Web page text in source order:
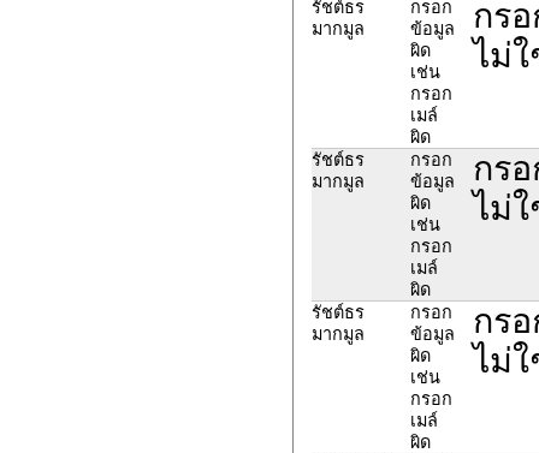
รัชต์ธร
มากมูล
กรอก
ข้อมูล
ผิด
เช่น
กรอก
เมล์
ผิด
กร
ไม่
รัชต์ธร
มากมูล
กรอก
ข้อมูล
ผิด
เช่น
กรอก
เมล์
ผิด
กร
ไม่
รัชต์ธร
มากมูล
กรอก
ข้อมูล
ผิด
เช่น
กรอก
เมล์
ผิด
กร
ไม่